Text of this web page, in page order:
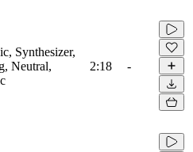
Synthesizer,
Neutral,
2:18 -